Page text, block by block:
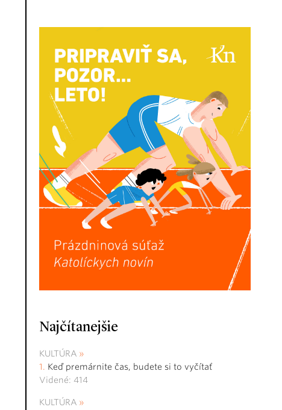
Najčítanejšie
KULTÚRA
Keď premárnite čas, budete si to vyčítať
Videné: 414
KULTÚRA